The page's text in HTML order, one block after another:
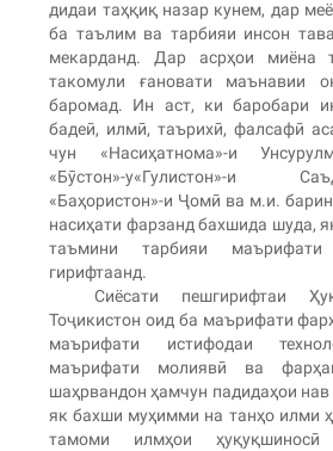
дидаи таҳқиқ назар кунем, дар
ба таълим ва тарбияи инсон
мекарданд. Дар асрҳои миёна
такомули ғановати маънавии
баромад. Ин аст, ки баробари
бадеӣ, илмӣ, таърихӣ, фалсафӣ
чун «Насиҳатнома»-и
«Бӯстон»-у«Гулистон»-и
«Баҳористон»-и Ҷомӣ ва м.и.
насиҳати фарзанд бахшида шуда,
таъмини тарбияи
гирифтаанд.
Сиёсати пешгирифтаи
Тоҷикистон оид ба маърифати
маърифати истифодаи
маърифати молиявӣ ва
шаҳрвандон ҳамчун падидаҳои
як бахши муҳимми на танҳо илми
тамоми илмҳои